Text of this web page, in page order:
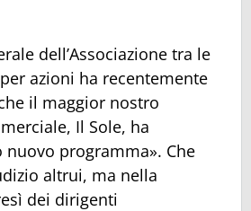
dell’Associazione tra le
azioni ha recentemente
il maggior nostro
Il Sole, ha
programma». Che
altrui, ma nella
dei dirigenti